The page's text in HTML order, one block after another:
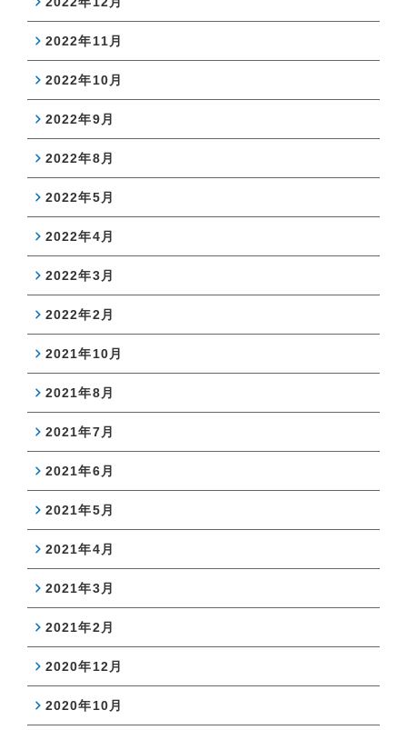
2022年11月
2022年10月
2022年9月
2022年8月
2022年5月
2022年4月
2022年3月
2022年2月
2021年10月
2021年8月
2021年7月
2021年6月
2021年5月
2021年4月
2021年3月
2021年2月
2020年12月
2020年10月